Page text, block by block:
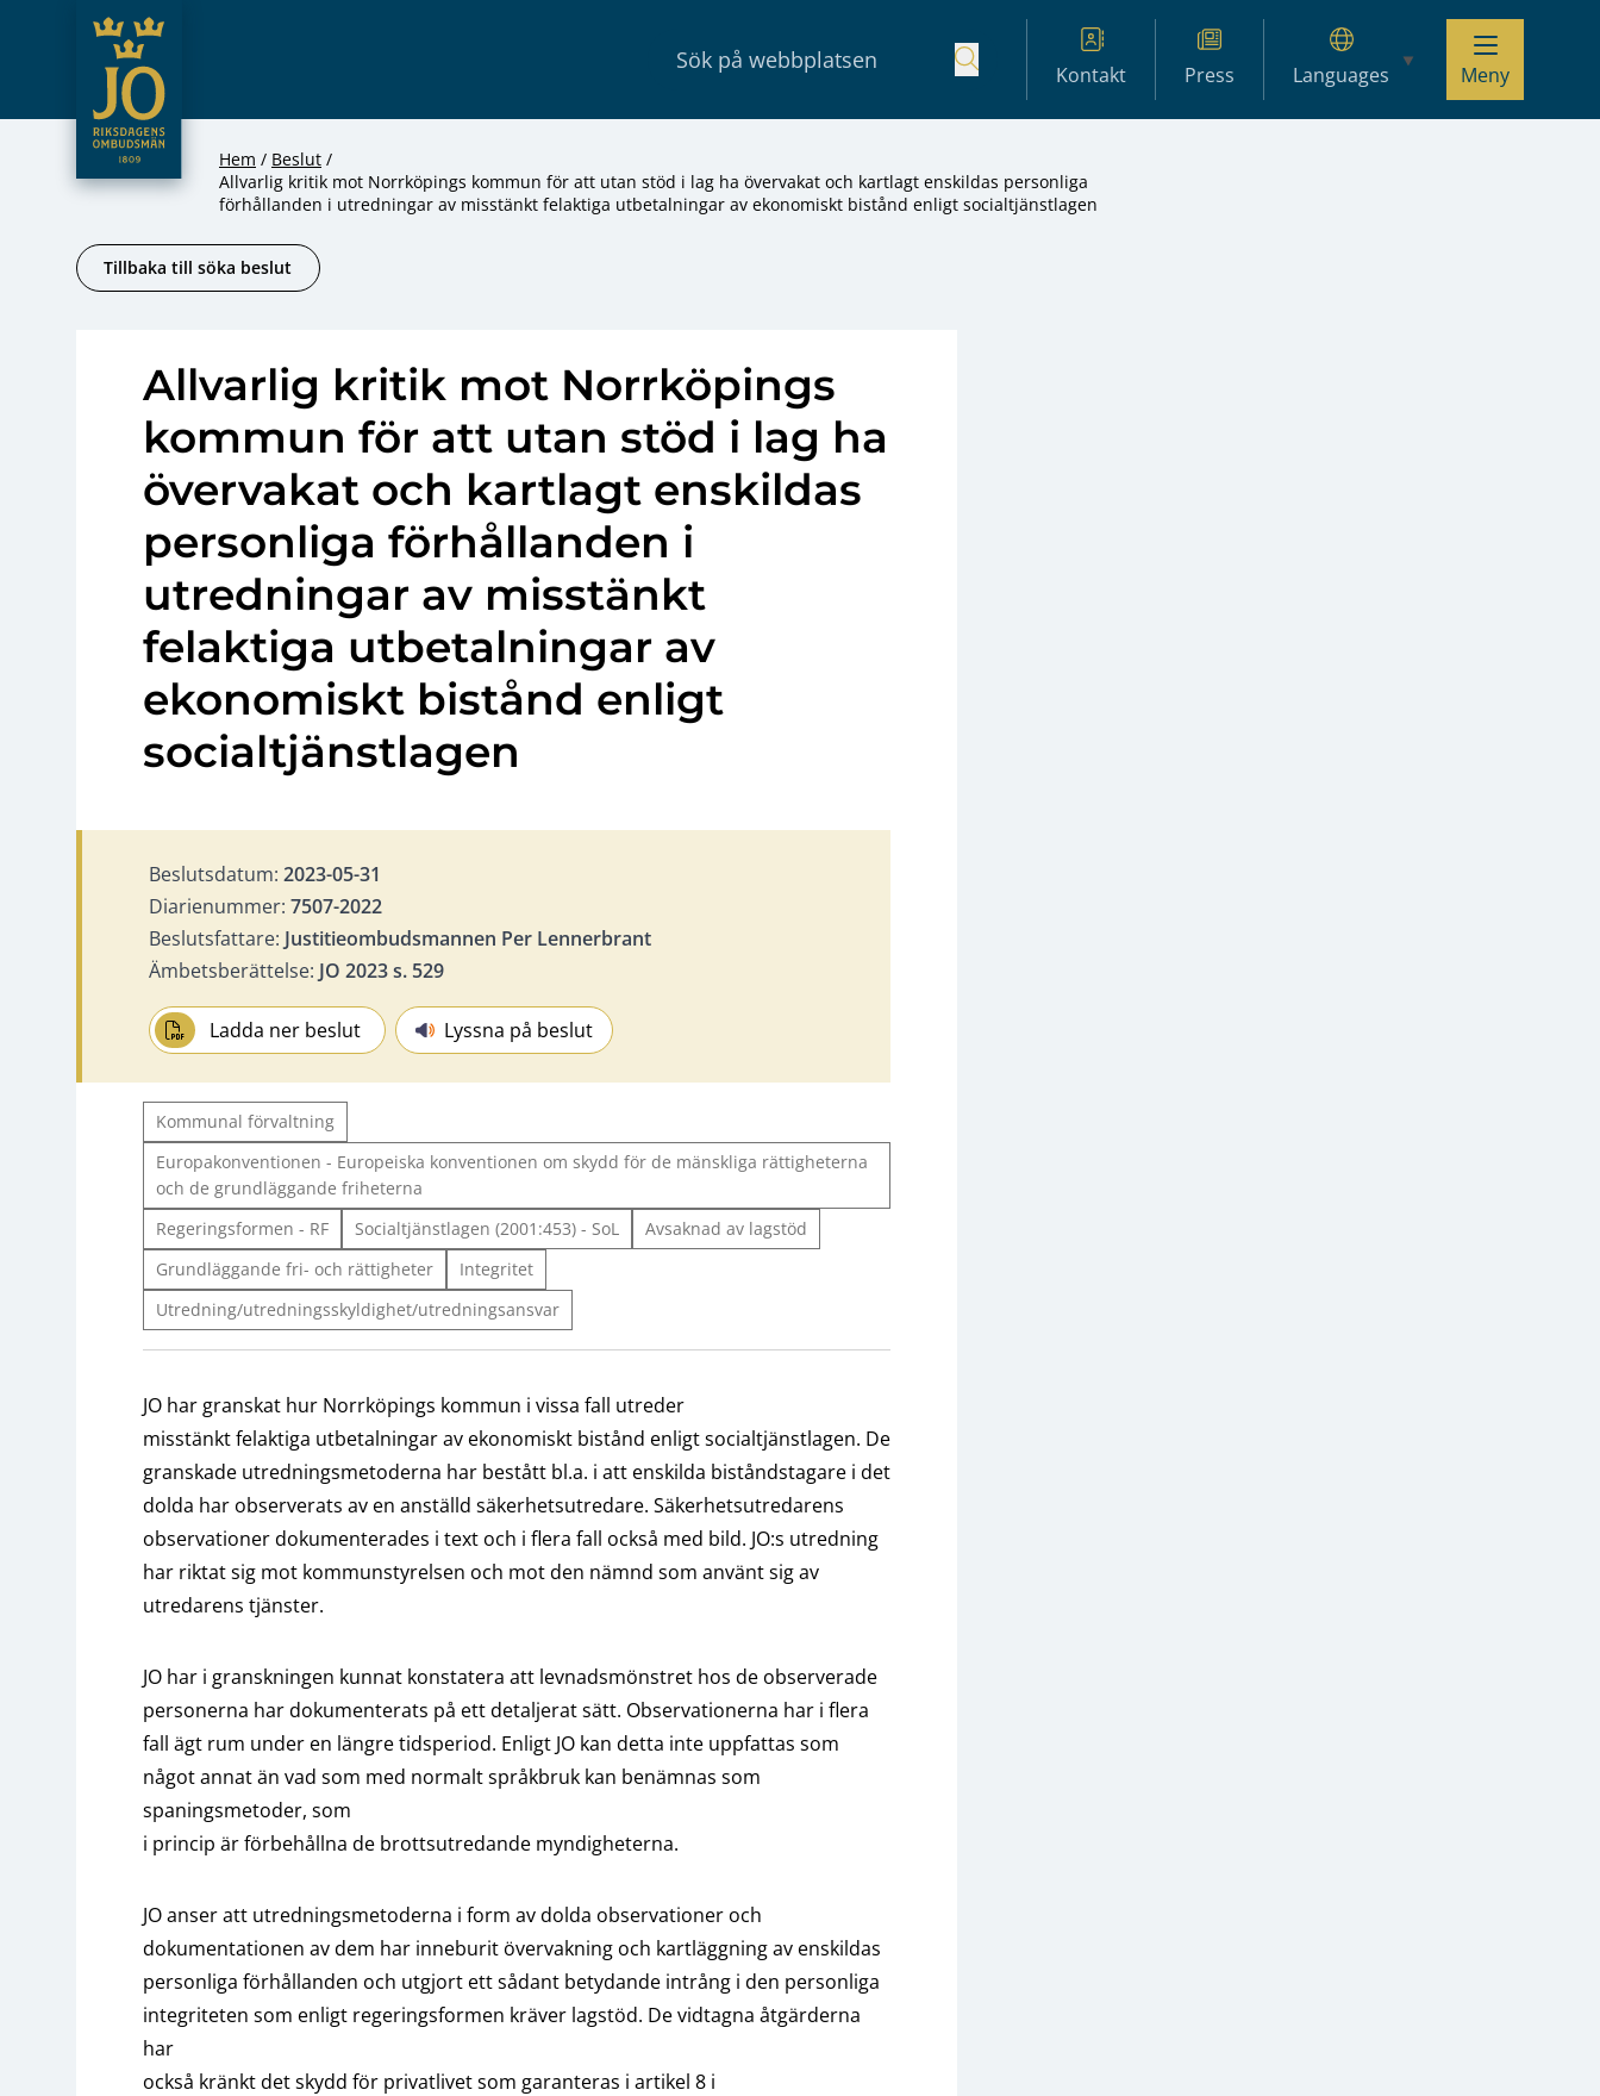
Hoppa till innehåll
JO – Riksdagens Ombudsmän
Kontakt Press Languages Meny
Hem
Beslut
Allvarlig kritik mot Norrköpings kommun för att utan stöd i lag ha övervakat och kartlagt enskildas personliga
förhållanden i utredningar av misstänkt felaktiga utbetalningar av ekonomiskt bistånd enligt socialtjänstlagen
Tillbaka till söka beslut
Allvarlig kritik mot Norrköpings
kommun för att utan stöd i lag ha
övervakat och kartlagt enskildas
personliga förhållanden i
utredningar av misstänkt
felaktiga utbetalningar av
ekonomiskt bistånd enligt
socialtjänstlagen
Beslutsdatum: 2023-05-31
Diarienummer: 7507-2022
Beslutsfattare: Justitieombudsmannen Per Lennerbrant
Ämbetsberättelse: JO 2023 s. 529
Ladda ner beslut Lyssna på beslut
Kommunal förvaltning
Europakonventionen - Europeiska konventionen om skydd för de mänskliga rättigheterna
och de grundläggande friheterna
Regeringsformen - RF
Socialtjänstlagen (2001:453) - SoL
Avsaknad av lagstöd
Grundläggande fri- och rättigheter
Integritet
Utredning/utredningsskyldighet/utredningsansvar
JO har granskat hur Norrköpings kommun i vissa fall utreder
misstänkt felaktiga utbetalningar av ekonomiskt bistånd enligt socialtjänstlagen. De
granskade utredningsmetoderna har bestått bl.a. i att enskilda biståndstagare i det
dolda har observerats av en anställd säkerhetsutredare. Säkerhetsutredarens
observationer dokumenterades i text och i flera fall också med bild. JO:s utredning
har riktat sig mot kommunstyrelsen och mot den nämnd som använt sig av
utredarens tjänster.
JO har i granskningen kunnat konstatera att levnadsmönstret hos de observerade
personerna har dokumenterats på ett detaljerat sätt. Observationerna har i flera
fall ägt rum under en längre tidsperiod. Enligt JO kan detta inte uppfattas som
något annat än vad som med normalt språkbruk kan benämnas som
spaningsmetoder, som
i princip är förbehållna de brottsutredande myndigheterna.
JO anser att utredningsmetoderna i form av dolda observationer och
dokumentationen av dem har inneburit övervakning och kartläggning av enskildas
personliga förhållanden och utgjort ett sådant betydande intrång i den personliga
integriteten som enligt regeringsformen kräver lagstöd. De vidtagna åtgärderna
har
också kränkt det skydd för privatlivet som garanteras i artikel 8 i